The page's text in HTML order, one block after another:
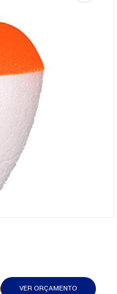
VER ORÇAMENTO